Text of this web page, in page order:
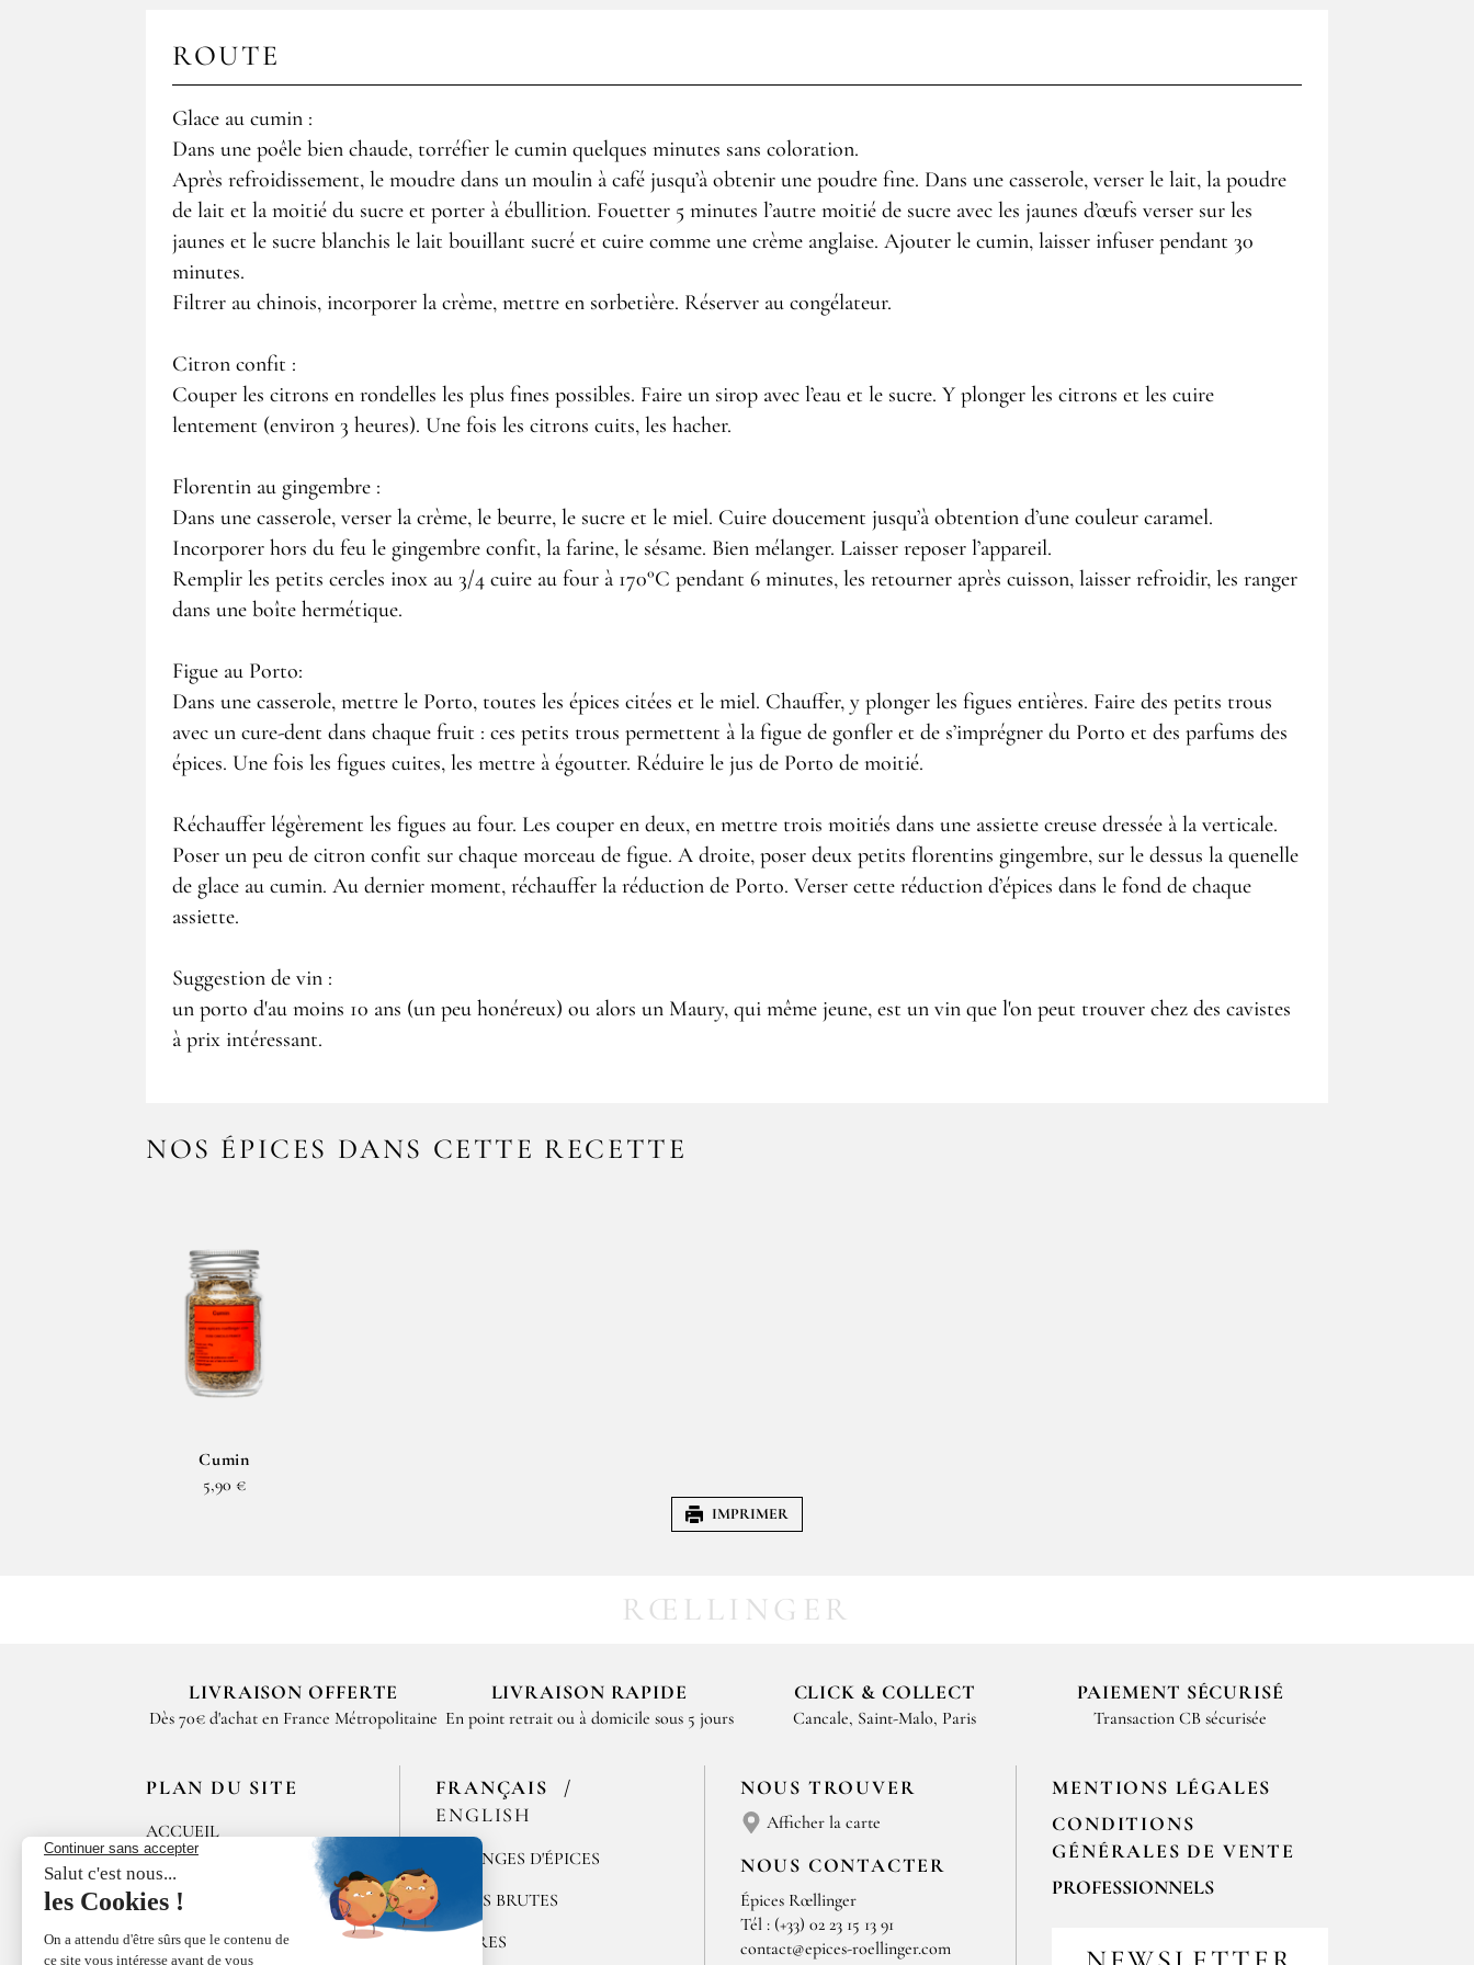
ROUTE
Glace au cumin :
Dans une poêle bien chaude, torréfier le cumin quelques minutes sans coloration.
Après refroidissement, le moudre dans un moulin à café jusqu’à obtenir une poudre fine. Dans une casserole, verser le lait, la poudre
de lait et la moitié du sucre et porter à ébullition. Fouetter 5 minutes l’autre moitié de sucre avec les jaunes d’œufs verser sur les
jaunes et le sucre blanchis le lait bouillant sucré et cuire comme une crème anglaise. Ajouter le cumin, laisser infuser pendant 30
minutes.
Filtrer au chinois, incorporer la crème, mettre en sorbetière. Réserver au congélateur.
Citron confit :
Couper les citrons en rondelles les plus fines possibles. Faire un sirop avec l’eau et le sucre. Y plonger les citrons et les cuire
lentement (environ 3 heures). Une fois les citrons cuits, les hacher.
Florentin au gingembre :
Dans une casserole, verser la crème, le beurre, le sucre et le miel. Cuire doucement jusqu’à obtention d’une couleur caramel.
Incorporer hors du feu le gingembre confit, la farine, le sésame. Bien mélanger. Laisser reposer l’appareil.
Remplir les petits cercles inox au 3/4 cuire au four à 170°C pendant 6 minutes, les retourner après cuisson, laisser refroidir, les ranger
dans une boîte hermétique.
Figue au Porto:
Dans une casserole, mettre le Porto, toutes les épices citées et le miel. Chauffer, y plonger les figues entières. Faire des petits trous
avec un cure-dent dans chaque fruit : ces petits trous permettent à la figue de gonfler et de s’imprégner du Porto et des parfums des
épices. Une fois les figues cuites, les mettre à égoutter. Réduire le jus de Porto de moitié.
Réchauffer légèrement les figues au four. Les couper en deux, en mettre trois moitiés dans une assiette creuse dressée à la verticale.
Poser un peu de citron confit sur chaque morceau de figue. A droite, poser deux petits florentins gingembre, sur le dessus la quenelle
de glace au cumin. Au dernier moment, réchauffer la réduction de Porto. Verser cette réduction d’épices dans le fond de chaque
assiette.
Suggestion de vin :
un porto d'au moins 10 ans (un peu honéreux) ou alors un Maury, qui même jeune, est un vin que l'on peut trouver chez des cavistes
à prix intéressant.
NOS ÉPICES DANS CETTE RECETTE
Cumin
5,90 €
IMPRIMER
RŒLLINGER
LIVRAISON OFFERTE
Dès 70€ d'achat en France Métropolitaine
LIVRAISON RAPIDE
En point retrait ou à domicile sous 5 jours
CLICK & COLLECT
Cancale, Saint-Malo, Paris
PAIEMENT SÉCURISÉ
Transaction CB sécurisée
PLAN DU SITE
ACCUEIL
LES MAISONS DE
BRICOURT
RECRUTEMENT
FRANÇAIS
ENGLISH
MÉLANGES D'ÉPICES
ÉPICES BRUTES
POIVRES
NOUS TROUVER
Afficher la carte
NOUS CONTACTER
Épices Rœllinger
Tél : (+33) 02 23 15 13 91
contact@epices-roellinger.com
MENTIONS LÉGALES
CONDITIONS
GÉNÉRALES DE VENTE
PROFESSIONNELS
professionnelles, merci de nous